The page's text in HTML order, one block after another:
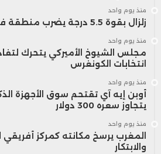
منذ يوم واحد
زلزال بقوة 5.5 درجة يضرب منطقة في ألاسكا
منذ يوم واحد
مجلس الشيوخ الأميركي يتحرك
انتخابات الكونغرس
منذ يوم واحد
أوبن إيه آي تقتحم سوق الأجهزة
يتجاوز سعره 300 دولار
منذ يوم واحد
المغرب يرسخ مكانته كمركز أفريقي
والابتكار